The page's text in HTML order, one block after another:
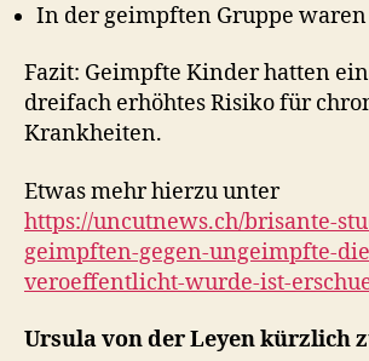
In der geimpften Gruppe waren
Fazit: Geimpfte Kinder hatten
dreifach erhöhtes Risiko für
Krankheiten.
Etwas mehr hierzu unter
https://uncutnews.ch/brisante-
geimpften-gegen-ungeimpfte-
veroeffentlicht-wurde-ist-
Ursula von der Leyen kürzlich